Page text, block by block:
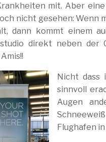
mit. Aber
nicht gesehen: Wenn
dann kommt einem
direkt neben der
Nicht dass
sinnvoll
Augen
Flughafen